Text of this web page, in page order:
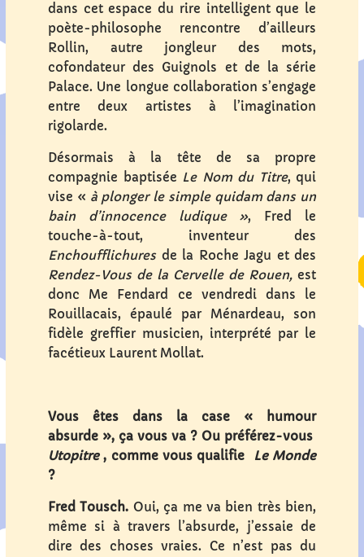
dans cet espace du rire intelligent que le
poète-philosophe rencontre d’ailleurs
Rollin, autre jongleur des mots,
cofondateur des Guignols et de la série
Palace. Une longue collaboration s’engage
entre deux artistes à l’imagination
rigolarde.
Désormais à la tête de sa propre
compagnie baptisée Le Nom du Titre, qui
vise « à plonger le simple quidam dans un
bain d’innocence ludique », Fred le
touche-à-tout, inventeur des
Enchoufflichuresde la Roche Jagu et des
Rendez-Vous de la Cervelle de Rouen, est
donc Me Fendard ce vendredi dans le
Rouillacais, épaulé par Ménardeau, son
fidèle greffier musicien, interprété par le
facétieux Laurent Mollat.
Vous êtes dans la case « humour
absurde », ça vous va ? Ou préférez-vous
Utopitre, comme vous qualifie
Le Monde
?
Fred Tousch. Oui, ça me va bien très bien,
même si à travers l’absurde, j’essaie de
dire des choses vraies. Ce n’est pas du